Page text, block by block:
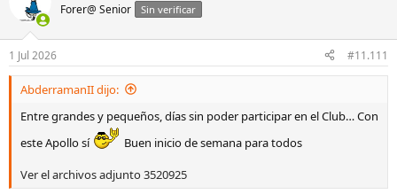
o
n
e
Forer@ Senior Sin verificar
1 Jul 2026 #11.111
AbderramanII dijo:
Entre grandes y pequeños, días sin poder participar en el Club… Con
este Apollo sí
Buen inicio de semana para todos
Ver el archivos adjunto 3520925